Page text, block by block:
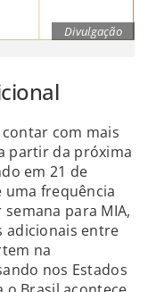
Divulgação
com mais
partir da próxima
em 21 de
uma frequência
para MIA,
adicionais entre
na
nos Estados